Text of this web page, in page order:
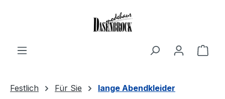
Festlich Für Sie lange Abendkleider